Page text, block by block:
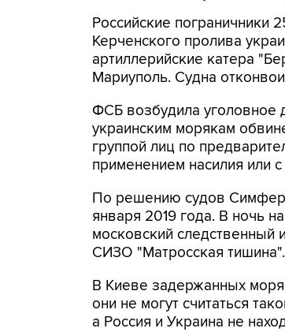
Российские пограничники
Керченского пролива
артиллерийские катера
Мариуполь. Судна
ФСБ возбудила уголовное
украинским морякам
группой лиц по
применением насилия или
По решению судов
января 2019 года. В ночь
московский
СИЗО "Матросская тишина".
В Киеве задержанных
они не могут считаться
а Россия и Украина не